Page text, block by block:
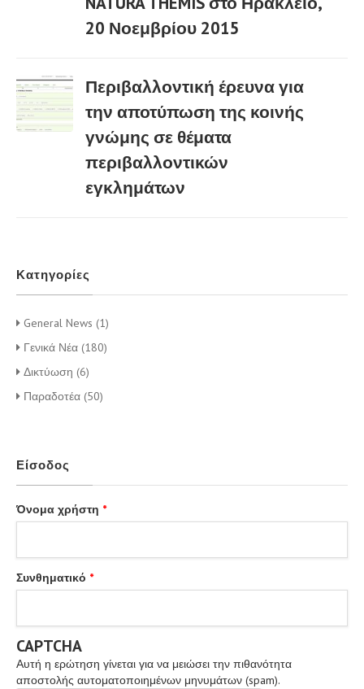
20 Νοεμβρίου 2015
Περιβαλλοντική έρευνα για
την αποτύπωση της κοινής
γνώμης σε θέματα
περιβαλλοντικών
εγκλημάτων
Κατηγορίες
General News (1)
Γενικά Νέα (180)
Δικτύωση (6)
Παραδοτέα (50)
Είσοδος
Όνομα χρήστη *
Συνθηματικό *
CAPTCHA
Αυτή η ερώτηση γίνεται για να μειώσει την πιθανότητα
αποστολής αυτοματοποιημένων μηνυμάτων (spam).